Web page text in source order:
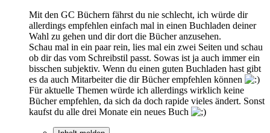
Mit den GC Büchern fährst du nie schlecht, ich würde dir
allerdings empfehlen einfach mal in einen Buchladen deiner
Wahl zu gehen und dir dort die Bücher anzusehen.
Schau mal in ein paar rein, lies mal ein zwei Seiten und schau
ob dir das vom Schreibstil passt. Sowas ist ja auch immer ein
bisschen subjektiv. Wenn du einen guten Buchladen hast gibt
es da auch Mitarbeiter die dir Bücher empfehlen können
Für aktuelle Themen würde ich allerdings wirklich keine
Bücher empfehlen, da sich da doch rapide vieles ändert. Sonst
kaufst du alle drei Monate ein neues Buch